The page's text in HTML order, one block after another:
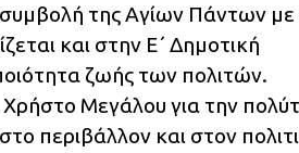
συμβολή της Αγίων Πάντων με
και στην Ε΄ Δημοτική
ζωής των πολιτών.
Μεγάλου για την
περιβάλλον και στον